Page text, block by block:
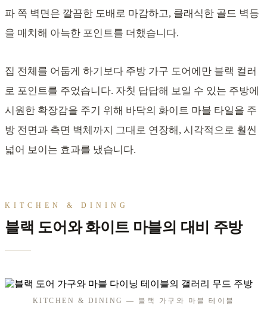
파 쪽 벽면은 깔끔한 도배로 마감하고, 클래식한 골드 벽등
을 매치해 아늑한 포인트를 더했습니다.
집 전체를 어둡게 하기보다 주방 가구 도어에만 블랙 컬러
로 포인트를 주었습니다. 자칫 답답해 보일 수 있는 주방에
시원한 확장감을 주기 위해 바닥의 화이트 마블 타일을 주
방 전면과 측면 벽체까지 그대로 연장해, 시각적으로 훨씬
넓어 보이는 효과를 냈습니다.
KITCHEN & DINING
블랙 도어와 화이트 마블의 대비 주방
KITCHEN & DINING — 블랙 가구와 마블 테이블